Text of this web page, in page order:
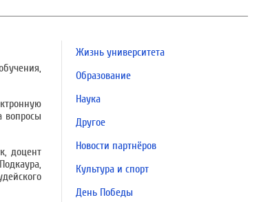
вопросы
доцент
Жизнь университета
Образование
Наука
Другое
Новости партнёров
Культура и спорт
День Победы